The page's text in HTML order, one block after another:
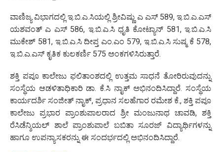
ವಾಣಿಜ್ಯ ವಿಭಾಗದಲ್ಲಿ ಇ.ಬಿ.ಎ.ಸಿಯಲ್ಲಿ ಶ್ರೀವಿಷ್ಣು ಎ ಎಸ್ 589, ಇ.ಬಿ.ಎ.ಎಸ್
ಯಶವಂತ್ ಎ ಎಸ್ 586, ಇ.ಬಿ.ಎ.ಸಿ ಧೃತಿ ಕೋಟ್ಯಾನ್ 581, ಇ.ಬಿ.ಎ.ಸಿ
ಮುಕೇಶ್ 581, ಇ.ಬಿ.ಎ.ಸಿ ದೀಪ್ತ ಎಂ.ಎಂ 579, ಇ.ಬಿ.ಎ.ಸಿ ಸುಷ್ಮ ಕೆ 578,
ಇ.ಬಿ.ಎ.ಎಸ್ ಕೃತಿಕ ಕುಲಕರ್ಣಿ 575 ಅಂಕಗಳಿಸಿರುತ್ತಾರೆ.
ಶಕ್ತಿ ಪಪೂ ಕಾಲೇಜು ಫಲಿತಾಂಶದಲ್ಲಿ ಉತ್ತಮ ಸಾಧನೆ ತೋರಿರುವುದನ್ನು
ಸಂಸ್ಥೆಯ ಆಡಳಿತಾಧಿಕಾರಿ ಡಾ. ಕೆ.ಸಿ ನಾೖಕ್‌ ಅಭಿನಂದಿಸಿದ್ದಾರೆ. ಸಂಸ್ಥೆಯ
ಕಾರ್ಯದರ್ಶಿ ಸಂಜೀತ್ ನಾೖಕ್‌, ಪ್ರಧಾನ ಸಲಹೆಗಾರ ರಮೇಶ ಕೆ., ಶಕ್ತಿ ಪಪೂ
ಕಾಲೇಜು ಪ್ರಭಾರ ಪ್ರಾಂಶುಪಾಲರಾದ ಶ್ರೀ ಮಂಜುನಾಥ ಚಾವಡಿ, ಶಕ್ತಿ
ರೆಸಿಡೆನ್ಶಿಯಲ್ ಶಾಲೆ ಪ್ರಾಂಶುಪಾಲೆ ಬಬಿತಾ ಸೂರಜ್ ವಿದ್ಯಾರ್ಥಿಗಳನ್ನು
ಹಾಗೂ ಉಪನ್ಯಾಸಕರನ್ನು ಈ ಸಂದರ್ಭದಲ್ಲಿ ಅಭಿನಂದಿಸಿದ್ದಾರೆ.